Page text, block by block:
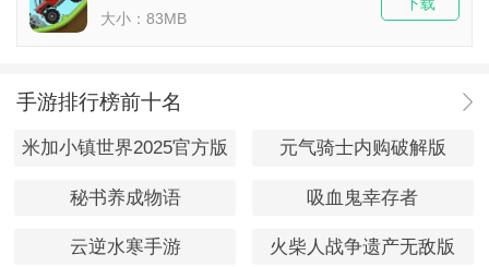
大小：83MB
下载
手游排行榜前十名
米加小镇世界2025官方版 元气骑士内购破解版
秘书养成物语 吸血鬼幸存者
云逆水寒手游 火柴人战争遗产无敌版